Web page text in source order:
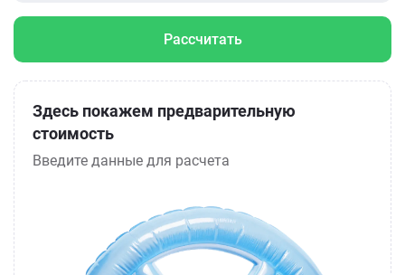
Рассчитать
Здесь покажем предварительную
стоимость
Введите данные для расчета